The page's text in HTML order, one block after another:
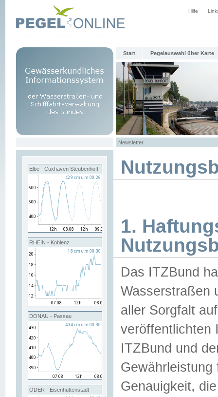
Hilfe
Start Pegelauswahl über Karte
Newsletter
Elbe - Cuxhaven Steubenhöft
RHEIN - Koblenz
DONAU - Passau
ODER - Eisenhüttenstadt
1.
Das ITZBund
Wasserstraßen
aller Sorgfalt
veröffentlichten
ITZBund und
Genauigkeit,